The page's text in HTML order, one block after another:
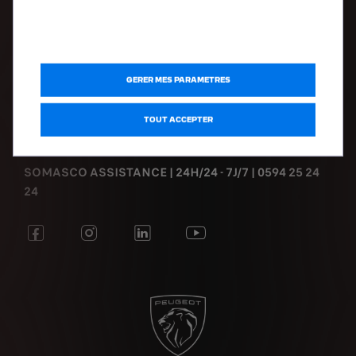
Mentions légales
SOMASCO ASSISTANCE | 24H/24 - 7J/7 | 0594 25 24
24
GERER MES PARAMETRES
TOUT ACCEPTER